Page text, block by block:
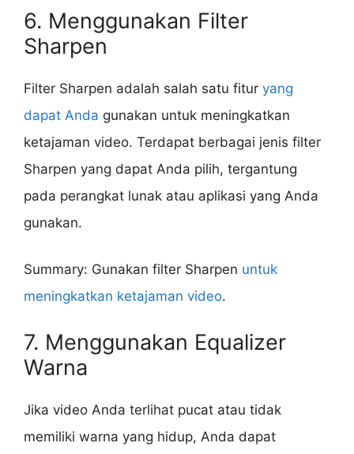
6. Menggunakan Filter
Sharpen
Filter Sharpen adalah salah satu fitur yang
dapat Anda gunakan untuk meningkatkan
ketajaman video. Terdapat berbagai jenis filter
Sharpen yang dapat Anda pilih, tergantung
pada perangkat lunak atau aplikasi yang Anda
gunakan.
Summary: Gunakan filter Sharpen untuk
meningkatkan ketajaman video.
7. Menggunakan Equalizer
Warna
Jika video Anda terlihat pucat atau tidak
memiliki warna yang hidup, Anda dapat